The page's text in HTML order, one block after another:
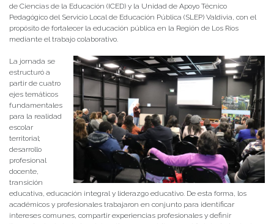
de Ciencias de la Educación (ICED) y la Unidad de Apoyo Técnico
Pedagógico del Servicio Local de Educación Pública (SLEP) Valdivia, con el
propósito de fortalecer la educación pública en la Región de Los Ríos
mediante el trabajo colaborativo.
La jornada se
estructuró a
partir de cuatro
ejes temáticos
fundamentales
para la realidad
escolar
territorial;
desarrollo
profesional
docente,
transición
educativa, educación integral y liderazgo educativo. De esta forma, los
académicos y profesionales trabajaron en conjunto para identificar
intereses comunes, compartir experiencias profesionales y definir